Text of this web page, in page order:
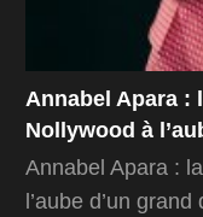
Annabel Apara :
Nollywood à
Annabel Apara :
l’aube d’un